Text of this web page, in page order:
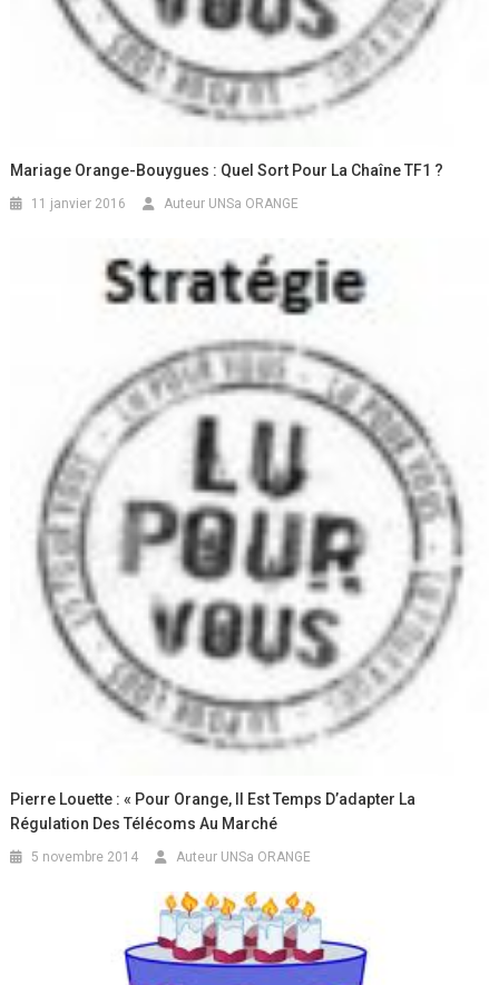
Mariage Orange-Bouygues : Quel Sort Pour La Chaîne TF1 ?
11 janvier 2016 Auteur UNSa ORANGE
Pierre Louette : « Pour Orange, Il Est Temps D’adapter La
Régulation Des Télécoms Au Marché
5 novembre 2014 Auteur UNSa ORANGE